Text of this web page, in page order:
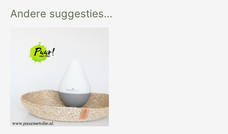
Andere suggesties…